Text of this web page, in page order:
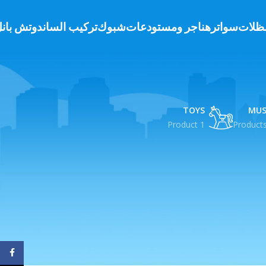
سواتر هناجر ومستودعاتشبوكتركيب الساندوتش
TOYS
1 Product